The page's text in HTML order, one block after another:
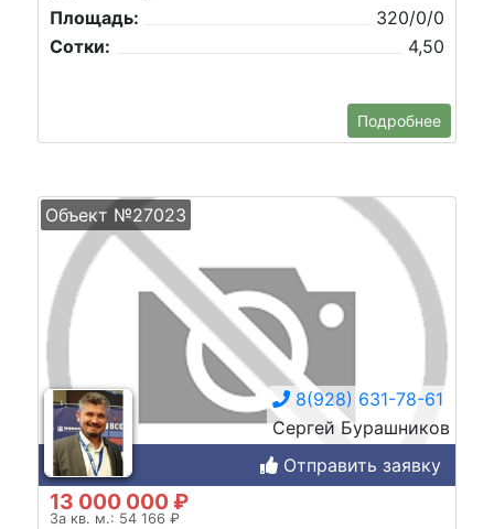
Площадь:
320/0/0
Сотки:
4,50
Подробнее
Объект №27023
8(928) 631-78-61
Сергей Бурашников
Отправить заявку
13 000 000 ₽
За кв. м.: 54 166 ₽